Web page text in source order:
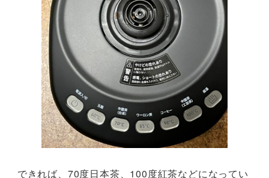
できれば、70度日本茶、100度紅茶などになってい